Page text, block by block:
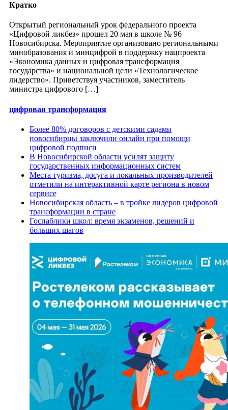
Кратко
Открытый региональный урок федерального проекта
«Цифровой ликбез» прошел 20 мая в школе № 96
Новосибирска. Мероприятие организовано региональными
минобразования и минцифрой в поддержку нацпроекта
«Экономика данных и цифровая трансформация
государства» и национальной цели «Технологическое
лидерство». Приветствуя участников, заместитель
министра цифрового […]
цифровая трансформация
Более 80% договоров с детскими садами
новосибирцы заключили онлайн при помощи
цифровой подписи
В Новосибирской области усилят защиту
государственных информационных систем
Места туризма, досуга и локальных производителей
отметили на интерактивной карте региона в новом
сервисе
Новосибирская область – в тройке лидеров цифровой
трансформации в стране
Госпаблики школ: время экзаменов, решений и
больших шагов